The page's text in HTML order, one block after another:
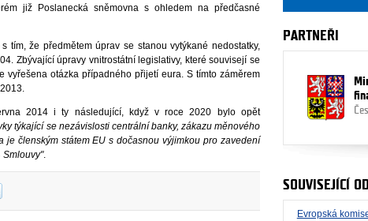
již Poslanecká sněmovna s ohledem na předčasné
tím, že předmětem úprav se stanou vytýkané nedostatky,
Zbývající úpravy vnitrostátní legislativy, které souvisejí se
otázka případného přijetí eura. S tímto záměrem
2014 i ty následující, když v roce 2020 bylo opět
týkající se nezávislosti centrální banky, zákazu měnového
členským státem EU s dočasnou výjimkou pro zavedení
Smlouvy".
PARTNEŘI
SOUVISEJÍCÍ
Evropská